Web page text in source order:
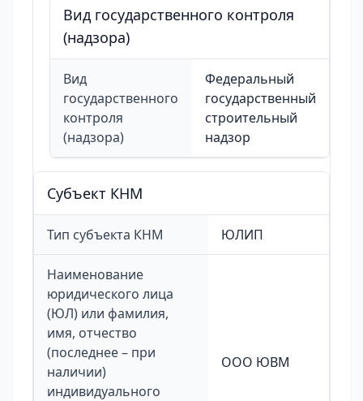
Вид государственного контроля
(надзора)
Вид
государственного
контроля
(надзора)
Федеральный
государственный
строительный
надзор
Cубъект КНМ
Тип субъекта КНМ ЮЛИП
Наименование
юридического лица
(ЮЛ) или фамилия,
имя, отчество
(последнее – при
наличии)
индивидуального
ООО ЮВМ